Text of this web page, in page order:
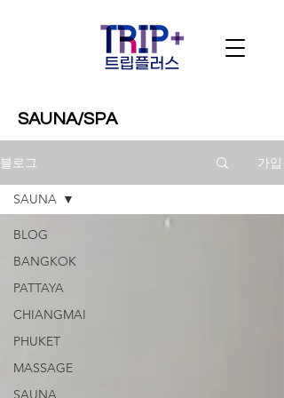
SAUNA/SPA
블로그 가입
BLOG
BANGKOK
PATTAYA
CHIANGMAI
PHUKET
MASSAGE
SAUNA
SAUNA